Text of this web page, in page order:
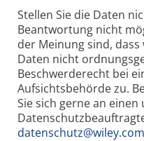
Stellen Sie die Daten
Beantwortung nicht
der Meinung sind,
Daten nicht
Beschwerderecht bei
Aufsichtsbehörde zu.
Sie sich gerne an einen
datenschutz@wiley.com